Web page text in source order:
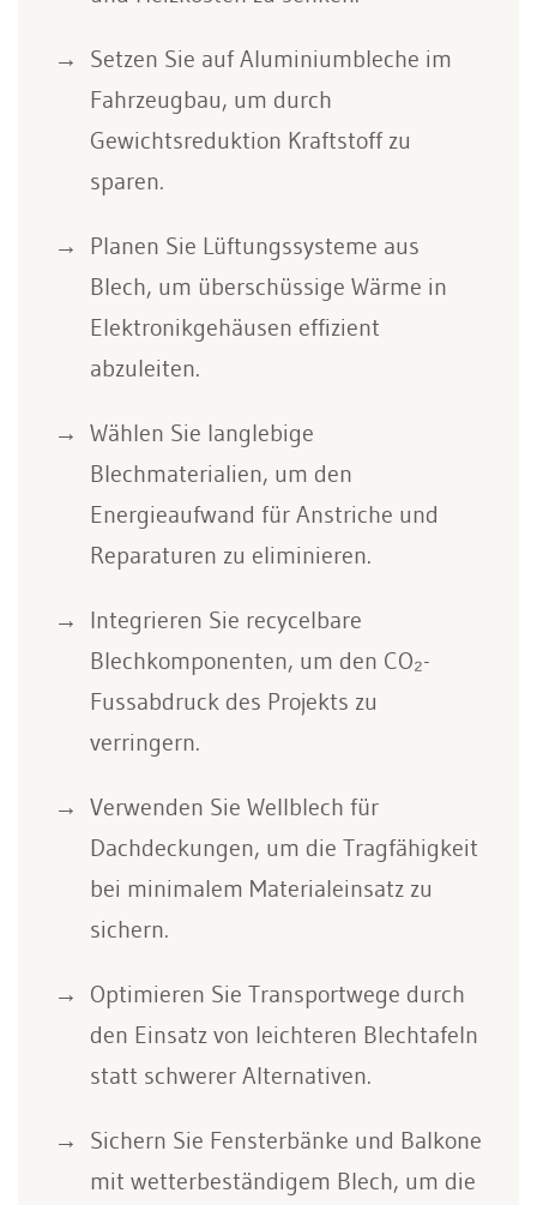
Setzen Sie auf Aluminiumbleche im
Fahrzeugbau, um durch
Gewichtsreduktion Kraftstoff zu
sparen.
Planen Sie Lüftungssysteme aus
Blech, um überschüssige Wärme in
Elektronikgehäusen effizient
abzuleiten.
Wählen Sie langlebige
Blechmaterialien, um den
Energieaufwand für Anstriche und
Reparaturen zu eliminieren.
Integrieren Sie recycelbare
Blechkomponenten, um den CO₂-
Fussabdruck des Projekts zu
verringern.
Verwenden Sie Wellblech für
Dachdeckungen, um die Tragfähigkeit
bei minimalem Materialeinsatz zu
sichern.
Optimieren Sie Transportwege durch
den Einsatz von leichteren Blechtafeln
statt schwerer Alternativen.
Sichern Sie Fensterbänke und Balkone
mit wetterbeständigem Blech, um die